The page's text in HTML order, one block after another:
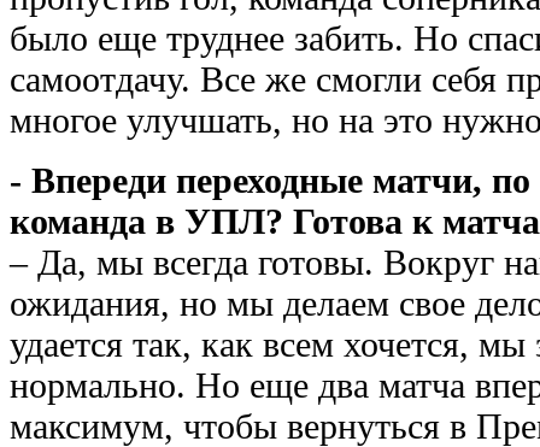
было еще труднее забить. Но
самоотдачу. Все же смогли себя
многое улучшать, но на это
- Впереди переходные матчи,
команда в УПЛ? Готова к
– Да, мы всегда готовы. Вокруг
ожидания, но мы делаем свое
удается так, как всем хочется, мы
нормально. Но еще два матча
максимум, чтобы вернуться в